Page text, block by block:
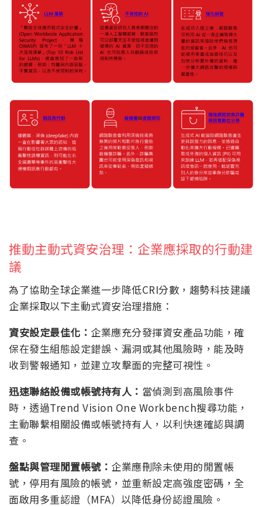
推動主動式資安治理：企業應採取的行動建
議
為了協助全球企業進一步降低CRI分數，趨勢科技建議
企業採取以下主動式資安治理措施：
資安設定最佳化： 企業應充分發揮資安產品功能，確
保在發生組態設定錯誤、漏洞或其他風險時，能及時
收到警報通知，並建立攻擊面的完整可視性。
迅速聯絡設備或帳號持有人： 當偵測到高風險事件
時，透過Trend Vision One Workbench搜尋功能，
主動聯繫相關設備或帳號持有人，以利快速確認與調
查。
盤點與管理閒置帳號： 企業應刪除未使用的閒置帳
號，停用有風險的帳號，並重新設定高強度密碼，全
面啟用多重認證（MFA）以降低身份認證風險。